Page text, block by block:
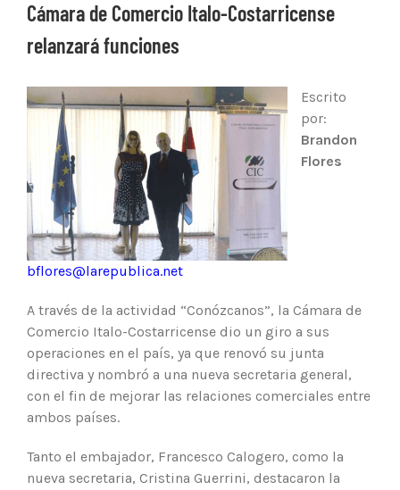
Cámara de Comercio Italo-Costarricense
relanzará funciones
Escrito
por:
Brandon
Flores
bflores@larepublica.net
A través de la actividad “Conózcanos”, la Cámara de
Comercio Italo-Costarricense dio un giro a sus
operaciones en el país, ya que renovó su junta
directiva y nombró a una nueva secretaria general,
con el fin de mejorar las relaciones comerciales entre
ambos países.
Tanto el embajador, Francesco Calogero, como la
nueva secretaria, Cristina Guerrini, destacaron la